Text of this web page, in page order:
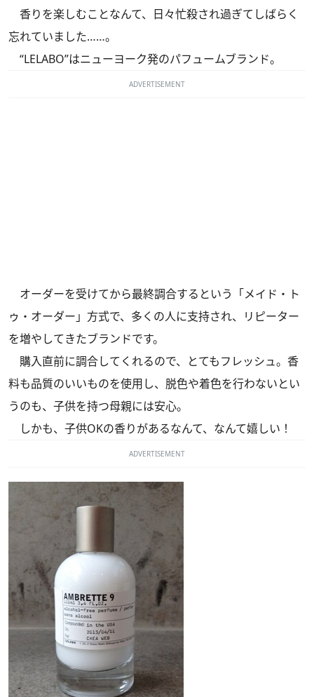
香りを楽しむことなんて、日々忙殺され過ぎてしばらく
忘れていました……。
“LELABO”はニューヨーク発のパフュームブランド。
ADVERTISEMENT
オーダーを受けてから最終調合するという「メイド・ト
ゥ・オーダー」方式で、多くの人に支持され、リピーター
を増やしてきたブランドです。
購入直前に調合してくれるので、とてもフレッシュ。香
料も品質のいいものを使用し、脱色や着色を行わないとい
うのも、子供を持つ母親には安心。
しかも、子供OKの香りがあるなんて、なんて嬉しい！
ADVERTISEMENT